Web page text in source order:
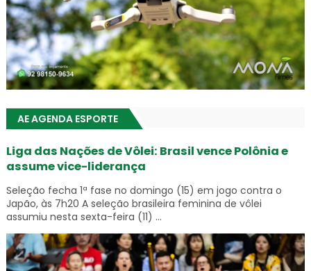
AE AGENDA ESPORTE
Liga das Nações de Vôlei: Brasil vence Polônia e
assume vice-liderança
Seleção fecha 1ª fase no domingo (15) em jogo contra o
Japão, às 7h20 A seleção brasileira feminina de vôlei
assumiu nesta sexta-feira (11) ...